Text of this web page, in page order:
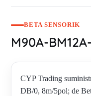
BETA SENSORIK
M90A-
CYP Trading
DB/0, 8m/5pol; de